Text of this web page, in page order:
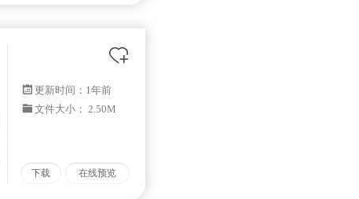
更新时间： 1年前
文件大小： 2.50M
下载 在线预览